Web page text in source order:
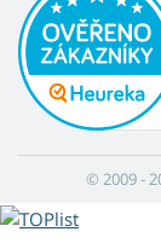
© 2009 -